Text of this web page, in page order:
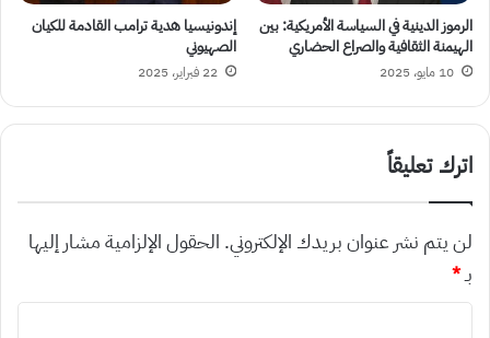
الرموز الدينية في السياسة الأمريكية: بين
الهيمنة الثقافية والصراع الحضاري
10 مايو، 2025
إندونيسيا هدية ترامب القادمة للكيان
الصهيوني
22 فبراير، 2025
اترك تعليقاً
لن يتم نشر عنوان بريدك الإلكتروني. الحقول الإلزامية مشار إليها
بـ*